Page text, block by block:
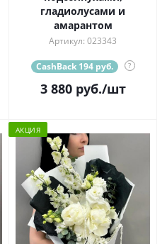
гладиолусами и
амарантом
Артикул: 023343
CashBack 194 руб. ?
3 880руб./шт
АКЦИЯ